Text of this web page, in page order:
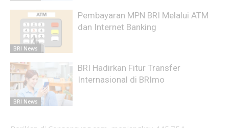
BRI News
Pembayaran MPN BRI Melalui ATM
dan Internet Banking
BRI News
BRI Hadirkan Fitur Transfer
Internasional di BRImo